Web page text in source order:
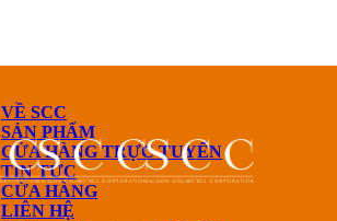
VỀ SCC
SẢN PHẨM
CỬA HÀNG TRỰC TUYẾN
TIN TỨC
CỬA HÀNG
LIÊN HỆ